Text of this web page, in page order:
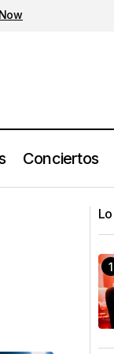
Conciertos